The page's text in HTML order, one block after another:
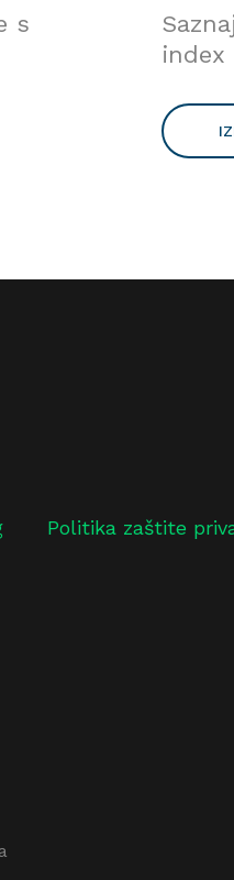
s
index
Politika zaštite